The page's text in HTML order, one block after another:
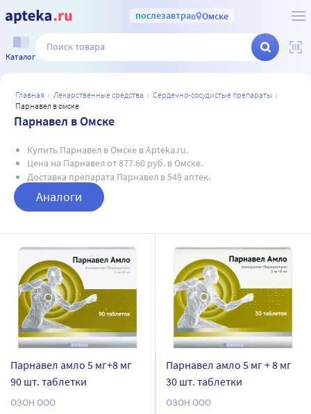
послезавтрав Омске
Каталог
главная лекарственные средства
сердечно-сосудистые препараты
парнавел в омске
Парнавел в Омске
Купить Парнавел в Омске в Apteka.ru.
Цена на Парнавел от 877.60 руб. в Омске.
Доставка препарата Парнавел в 549 аптек.
Аналоги
Парнавел амло 5 мг+8 мг
90 шт. таблетки
ОЗОН ООО
Парнавел амло 5 мг + 8 мг
30 шт. таблетки
ОЗОН ООО